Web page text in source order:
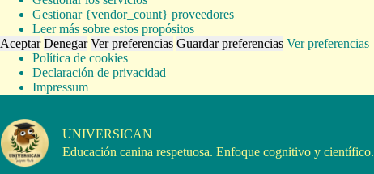
Gestionar {vendor_count} proveedores
Leer más sobre estos propósitos
Aceptar Denegar Ver preferencias Guardar preferencias Ver preferencias
Política de cookies
Declaración de privacidad
Impressum
contenido
UNIVERSICAN
Educación canina respetuosa. Enfoque cognitivo y científico.